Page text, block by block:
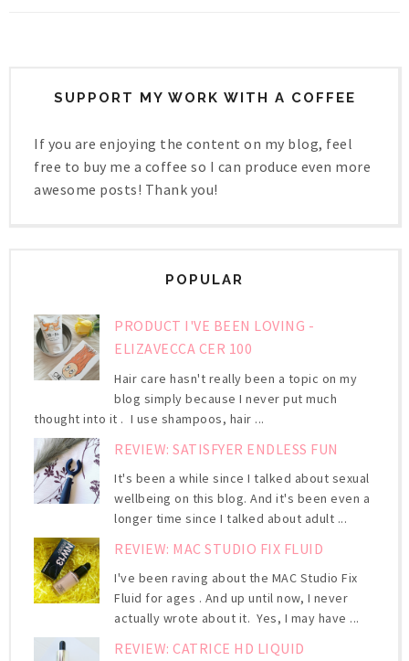
SUPPORT MY WORK WITH A COFFEE
If you are enjoying the content on my blog, feel
free to buy me a coffee so I can produce even more
awesome posts! Thank you!
POPULAR
PRODUCT I'VE BEEN LOVING -
ELIZAVECCA CER 100
Hair care hasn't really been a topic on my
blog simply because I never put much
thought into it . I use shampoos, hair ...
REVIEW: SATISFYER ENDLESS FUN
It's been a while since I talked about sexual
wellbeing on this blog. And it's been even a
longer time since I talked about adult ...
REVIEW: MAC STUDIO FIX FLUID
I've been raving about the MAC Studio Fix
Fluid for ages . And up until now, I never
actually wrote about it. Yes, I may have ...
REVIEW: CATRICE HD LIQUID